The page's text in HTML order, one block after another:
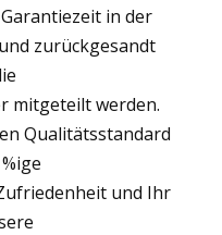
in der
zurückgesandt
mitgeteilt werden.
Qualitätsstandard
und Ihr